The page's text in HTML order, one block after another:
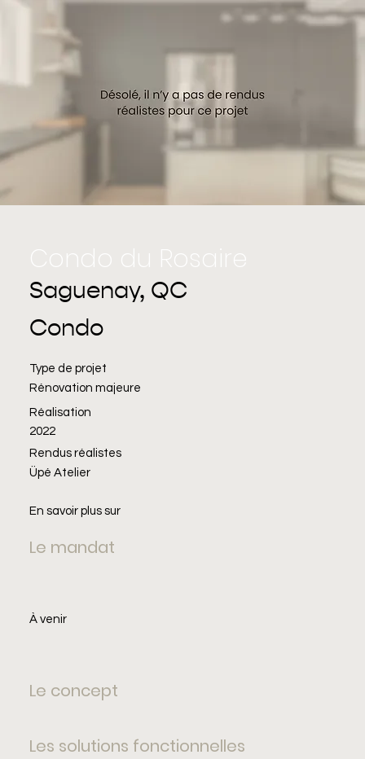
Condo du Rosaire
Saguenay, QC
Condo
Type de projet
Rénovation majeure
Réalisation
2022
Rendus réalistes
Üpé Atelier
En savoir plus sur
Le mandat
À venir
Le concept
Les solutions fonctionnelles